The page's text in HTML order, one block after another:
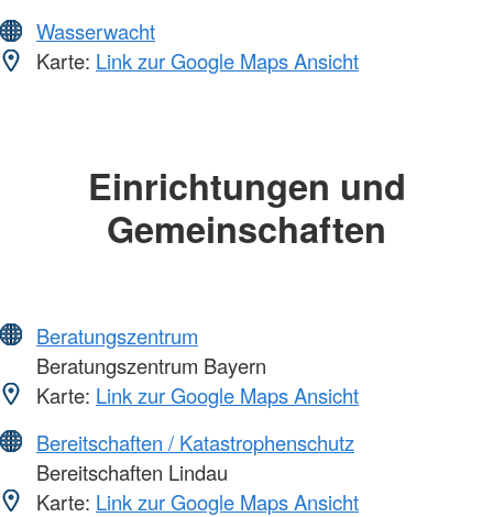
Wasserwacht
Karte: Link zur Google Maps Ansicht
Einrichtungen und
Gemeinschaften
Beratungszentrum
Beratungszentrum Bayern
Karte: Link zur Google Maps Ansicht
Bereitschaften / Katastrophenschutz
Bereitschaften Lindau
Karte: Link zur Google Maps Ansicht